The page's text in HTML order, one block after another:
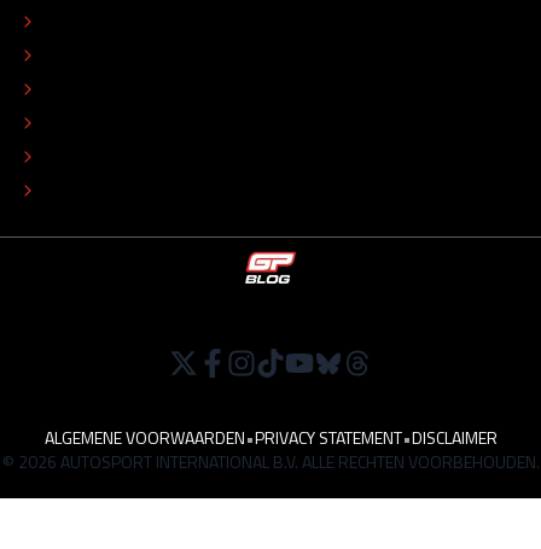
ALGEMENE VOORWAARDEN•PRIVACY STATEMENT•DISCLAIMER
© 2026 AUTOSPORT INTERNATIONAL B.V. ALLE RECHTEN VOORBEHOUDEN.